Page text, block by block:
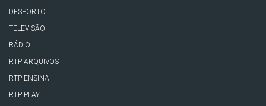
DESPORTO
TELEVISÃO
RÁDIO
RTP ARQUIVOS
RTP ENSINA
RTP PLAY